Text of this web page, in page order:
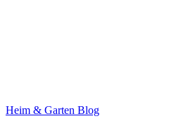
Heim & Garten Blog